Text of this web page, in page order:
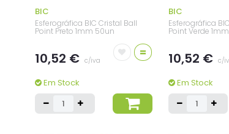
BIC
Esferográfica BIC Cristal Ball
Point Preto 1mm 50un
10,52 € c/iva
=
Em Stock
BIC
Esferográfica
Point Verde
10,52 € c/
Em Stock